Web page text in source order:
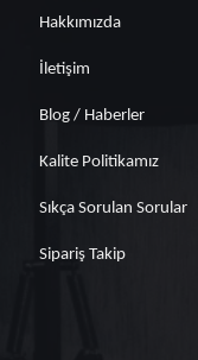
Hakkımızda
İletişim
Blog / Haberler
Kalite Politikamız
Sıkça Sorulan Sorular
Sipariş Takip